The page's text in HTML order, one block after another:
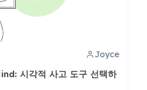
Joyce
시각적 사고 도구 선택하